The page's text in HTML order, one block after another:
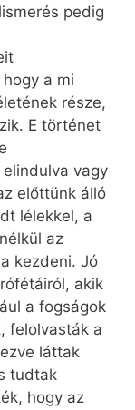
pedig
a mi
része,
E történet
vagy
előttünk álló
lélekkel, a
az
kezdeni. Jó
akik
a fogságok
felolvasták a
láttak
tudtak
hogy az